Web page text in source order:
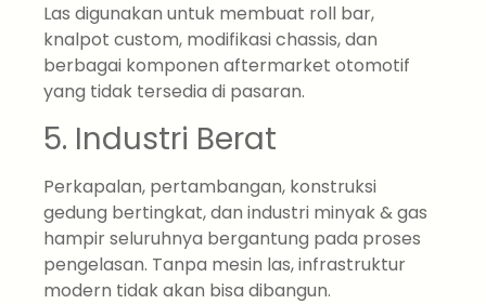
Las digunakan untuk membuat roll bar,
knalpot custom, modifikasi chassis, dan
berbagai komponen aftermarket otomotif
yang tidak tersedia di pasaran.
5. Industri Berat
Perkapalan, pertambangan, konstruksi
gedung bertingkat, dan industri minyak & gas
hampir seluruhnya bergantung pada proses
pengelasan. Tanpa mesin las, infrastruktur
modern tidak akan bisa dibangun.